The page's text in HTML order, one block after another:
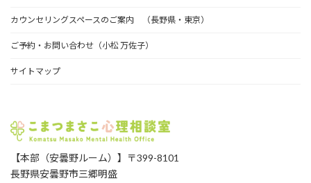
カウンセリングスペースのご案内 （長野県・東京）
ご予約・お問い合わせ（小松 万佐子）
サイトマップ
【本部（安曇野ルーム）】〒399-8101
長野県安曇野市三郷明盛